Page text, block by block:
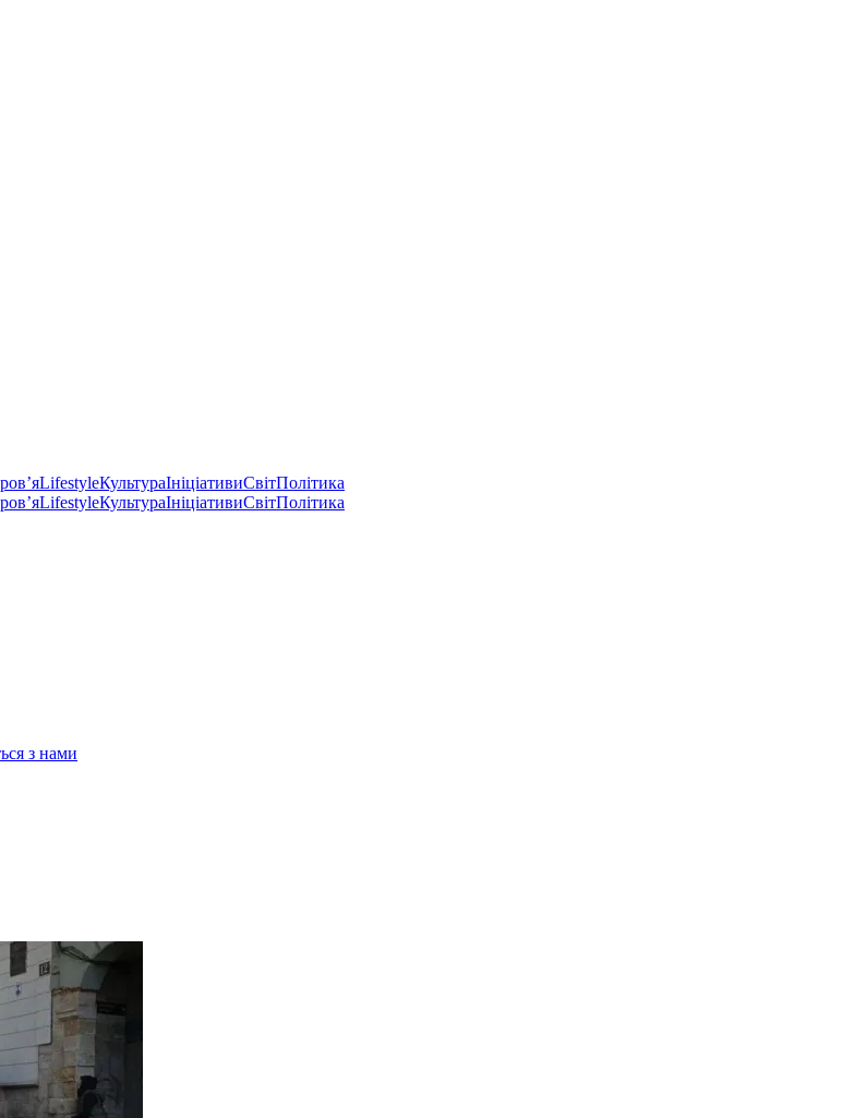
LifestyleКультураІніціативиСвітПолітика
LifestyleКультураІніціативиСвітПолітика
з нами